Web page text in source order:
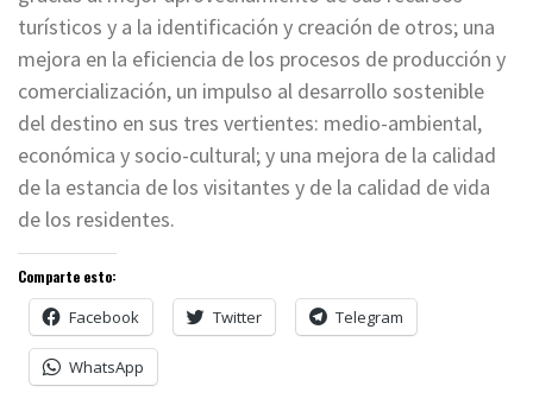
turísticos y a la identificación y creación de otros; una
mejora en la eficiencia de los procesos de producción y
comercialización, un impulso al desarrollo sostenible
del destino en sus tres vertientes: medio-ambiental,
económica y socio-cultural; y una mejora de la calidad
de la estancia de los visitantes y de la calidad de vida
de los residentes.
Comparte esto:
Facebook Twitter Telegram
WhatsApp